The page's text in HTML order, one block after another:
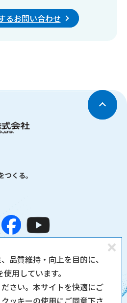
るお問い合わせ
品質維持・向上を目的に、
用しています。
さい。本サイトを快適にご
ッキーの使用にご同意下さ
つくる。
保護方針
サイトマップ
KOHEKI CO., LTD. all rights